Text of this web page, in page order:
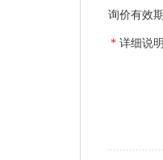
询价有效期
* 详细说明